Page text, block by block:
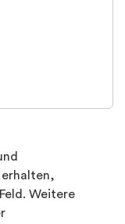
erhalten,
Weitere